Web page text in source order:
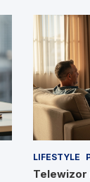
LIFESTYLE
Telewizor